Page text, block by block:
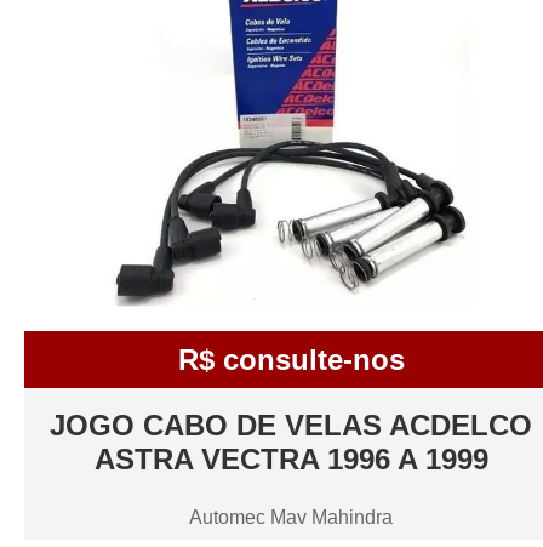
R$ consulte-nos
JOGO CABO DE VELAS ACDELCO
ASTRA VECTRA 1996 A 1999
Automec Mav Mahindra